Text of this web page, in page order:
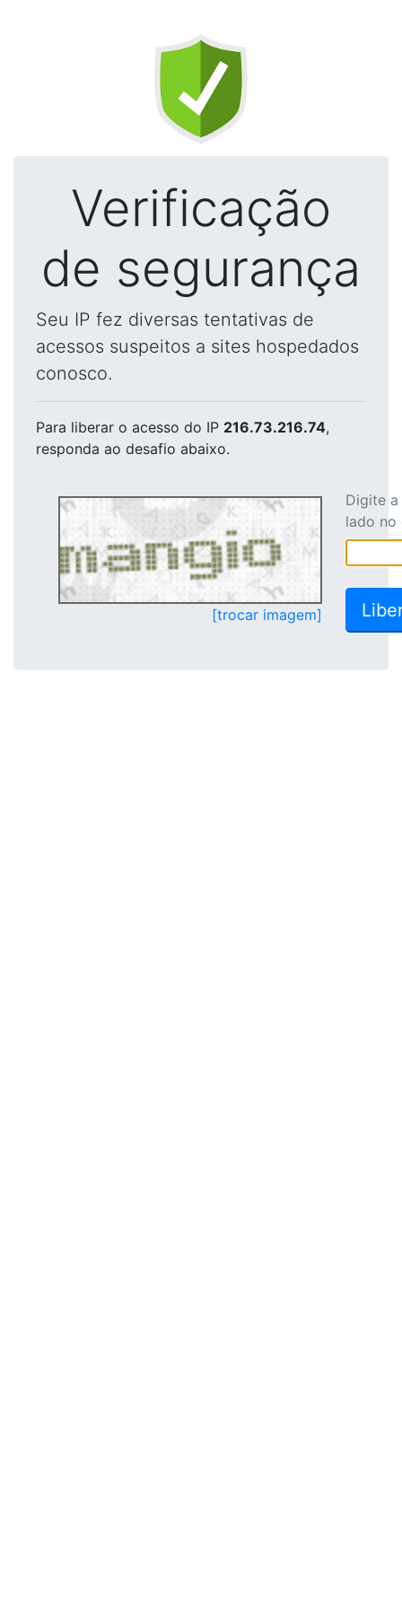
Verificação
de segurança
Seu IP fez diversas tentativas de
acessos suspeitos a sites hospedados
conosco.
Para liberar o acesso do IP 216.73.216.74,
responda ao desafio abaixo.
[trocar imagem]
Digite
lado no